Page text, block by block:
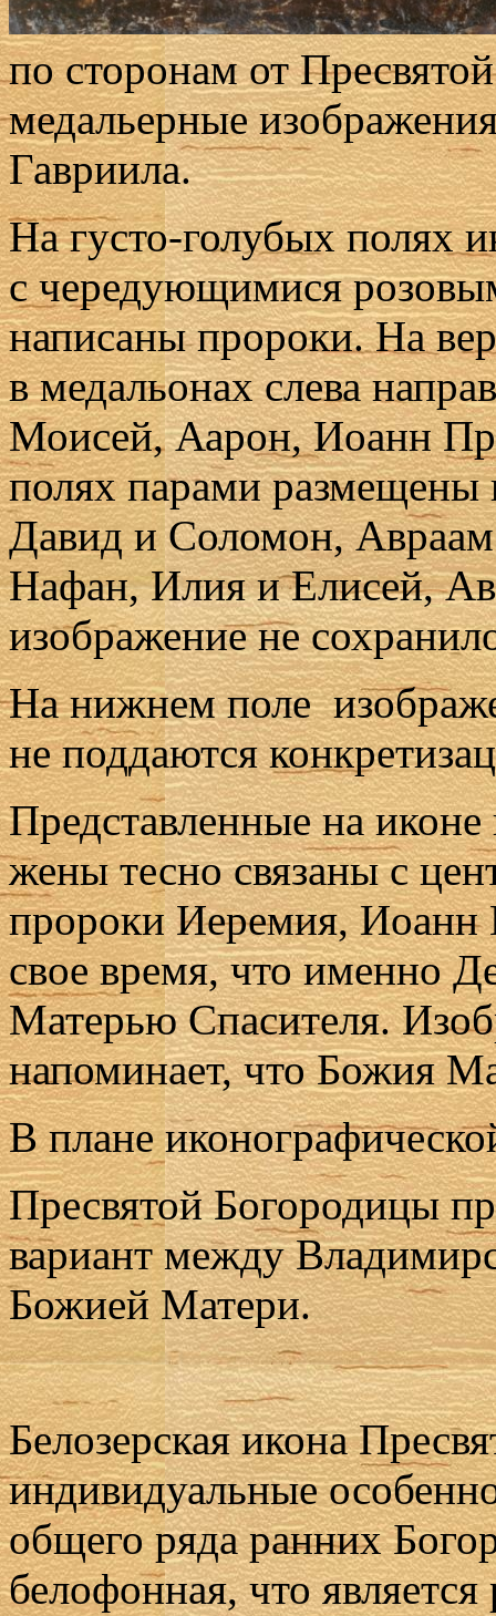
по сторонам от
медальерные
Гавриила.
На густо-голубых полях
с чередующимися
написаны пророки. На
в медальонах слева
Моисей, Аарон, Иоанн
полях парами
Давид и Соломон,
Нафан, Илия и Елисей,
изображение не
На нижнем поле
не поддаются
Представленные на
жены тесно связаны с
пророки Иеремия, Иоанн
свое время, что именно
Матерью Спасителя.
напоминает, что Божия
В плане
Пресвятой Богородицы
вариант между
Божией Матери.
Белозерская икона
индивидуальные
общего ряда ранних
белофонная, что